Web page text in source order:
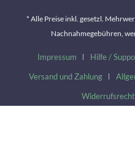
* Alle Preise inkl. gesetzl.
Nachnahmegebühren,
Impressum Hilfe /
Versand und Zahlung
Widerrufsrecht